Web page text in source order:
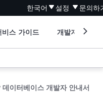
한국어 설정 문의하
비스 가이드 개발자 도구
데이터베이스 개발자 안내서